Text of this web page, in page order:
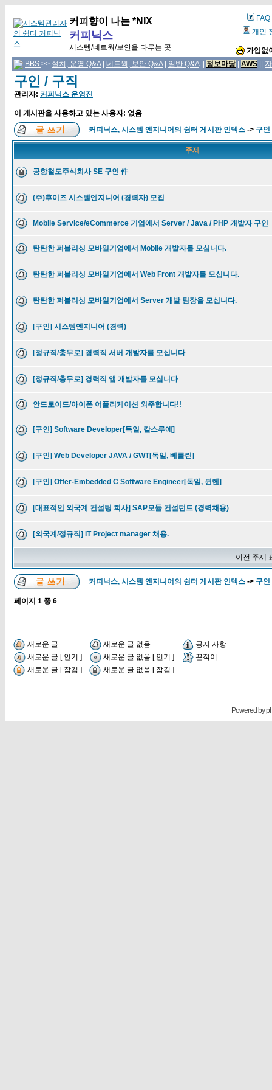
커피향이 나는 *NIX
커피닉스
시스템/네트웍/보안을 다루는 곳
FAQ
개인
가입없
BBS >> 설치, 운영 Q&A| 네트웍, 보안 Q&A| 일반 Q&A|| 정보마당| AWS
구인 / 구직
관리자: 커피닉스 운영진
이 게시판을 사용하고 있는 사용자: 없음
커피닉스, 시스템 엔지니어의 쉼터 게시판 인덱스 -> 구인
주제
공항철도주식회사 SE 구인 件
(주)후이즈 시스템엔지니어 (경력자) 모집
Mobile Service/eCommerce 기업에서 Server / Java / PHP 개발자 구인
탄탄한 퍼블리싱 모바일기업에서 Mobile 개발자를 모십니다.
탄탄한 퍼블리싱 모바일기업에서 Web Front 개발자를 모십니다.
탄탄한 퍼블리싱 모바일기업에서 Server 개발 팀장을 모십니다.
[구인] 시스템엔지니어 (경력)
[정규직/충무로] 경력직 서버 개발자를 모십니다
[정규직/충무로] 경력직 앱 개발자를 모십니다
안드로이드/아이폰 어플리케이션 외주합니다!!
[구인] Software Developer[독일, 칼스루에]
[구인] Web Developer JAVA / GWT[독일, 베를린]
[구인] Offer-Embedded C Software Engineer[독일, 뮌헨]
[대표적인 외국계 컨설팅 회사] SAP모듈 컨설턴트 (경력채용)
[외국계/정규직] IT Project manager 채용.
이전 주제
커피닉스, 시스템 엔지니어의 쉼터 게시판 인덱스 -> 구인
페이지 1 중 6
새로운 글 새로운 글 없음
공지 사항
새로운 글 [ 인기 ]
새로운 글 없음 [ 인기 ]
끈적이
새로운 글 [ 잠김 ]
새로운 글 없음 [ 잠김 ]
Powered by